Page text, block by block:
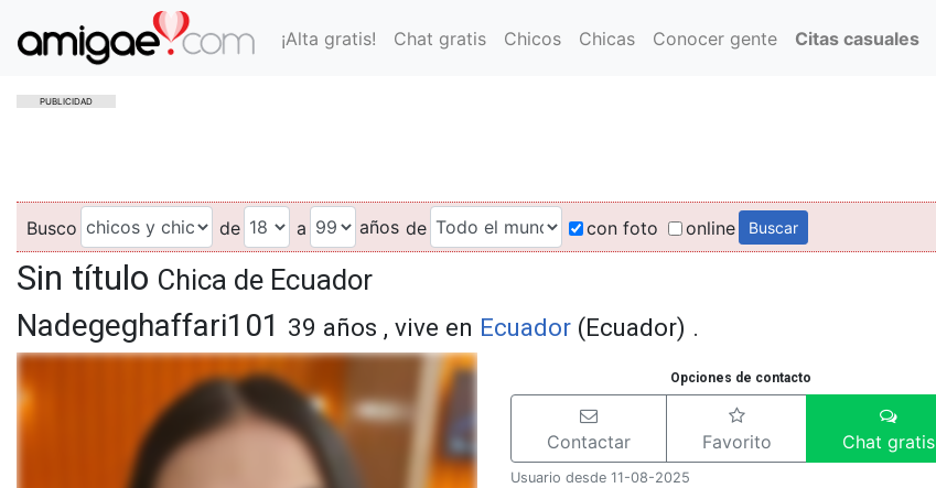
¡Alta gratis! Chat gratis Chicos Chicas Conocer gente Citas casuales
PUBLICIDAD
Busco de a años de con foto online
Sin título Chica de Ecuador
Nadegeghaffari101 39 años , vive en Ecuador (Ecuador) .
Opciones de contacto
Contactar Favorito Chat gratis
Usuario desde 11-08-2025